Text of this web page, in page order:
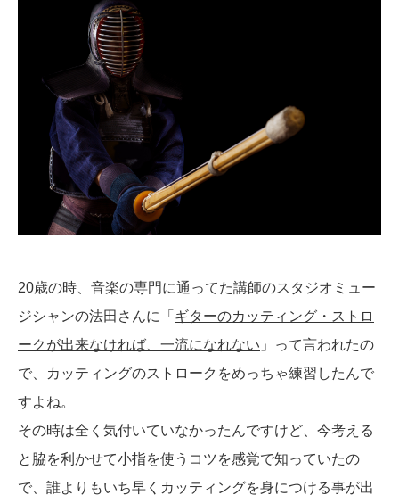
20歳の時、音楽の専門に通ってた講師のスタジオミュー
ジシャンの法田さんに「 ギターのカッティング・ストロ
ークが出来なければ、一流になれない 」って言われたの
で、カッティングのストロークをめっちゃ練習したんで
すよね。
その時は全く気付いていなかったんですけど、今考える
と脇を利かせて小指を使うコツを感覚で知っていたの
で、誰よりもいち早くカッティングを身につける事が出